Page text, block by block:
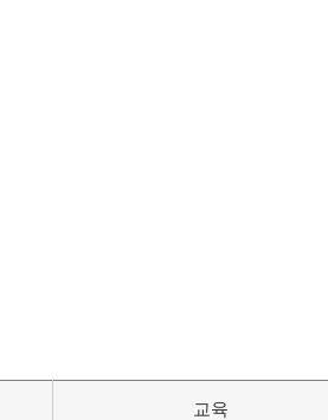
교육